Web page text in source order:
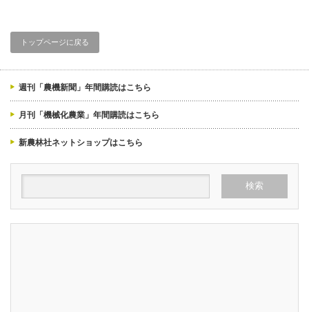
トップページに戻る
週刊「農機新聞」年間購読はこちら
月刊「機械化農業」年間購読はこちら
新農林社ネットショップはこちら